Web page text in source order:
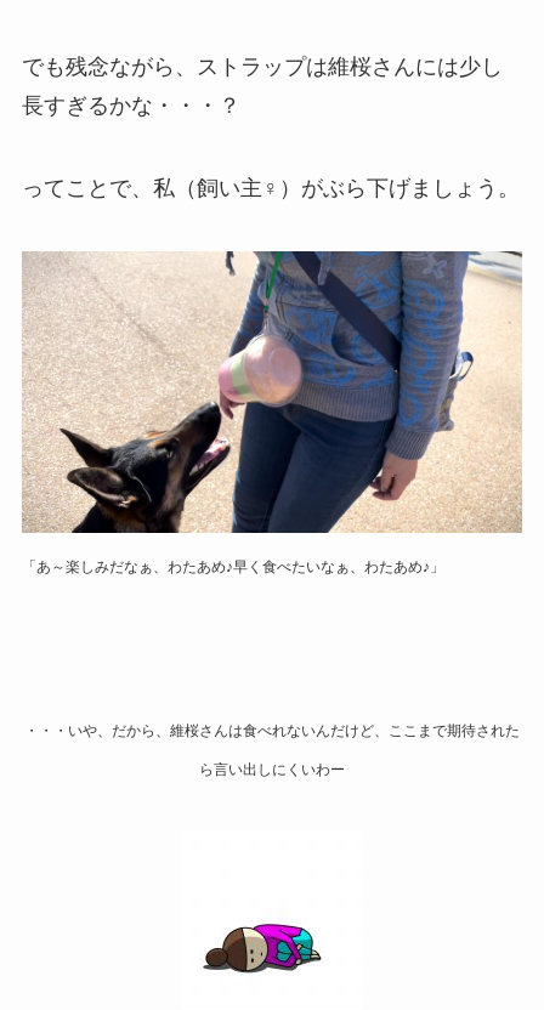
でも残念ながら、ストラップは維桜さんには少し
長すぎるかな・・・？
ってことで、私（飼い主♀）がぶら下げましょう。
「あ～楽しみだなぁ、わたあめ♪早く食べたいなぁ、わたあめ♪」
・・・いや、だから、維桜さんは食べれないんだけど、ここまで期待された
ら言い出しにくいわー